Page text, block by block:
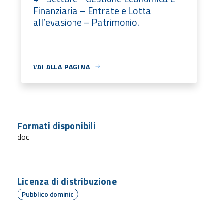
Finanziaria – Entrate e Lotta
all’evasione – Patrimonio.
VAI ALLA PAGINA
Formati disponibili
doc
Licenza di distribuzione
Pubblico dominio